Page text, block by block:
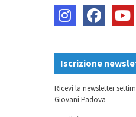
Iscrizione
Ricevi la newsletter
Giovani Padova